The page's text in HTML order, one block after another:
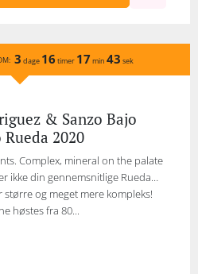
3 dage 16 timer 17 min 43 sek
& Sanzo Bajo
Rueda 2020
Complex, mineral on the palate
ikke din gennemsnitlige Rueda…
større og meget mere kompleks!
høstes fra 80...